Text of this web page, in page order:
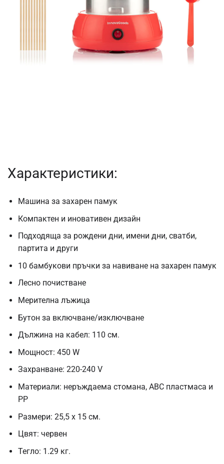
Характеристики:
Машина за захарен памук
Компактен и иновативен дизайн
Подходяща за рождени дни, имени дни, сватби,
партита и други
10 бамбукови пръчки за навиване на захарен памук
Лесно почистване
Мерителна лъжица
Бутон за включване/изключване
Дължина на кабел: 110 см.
Мощност: 450 W
Захранване: 220-240 V
Материали: неръждаема стомана, ABC пластмаса и
PP
Размери: 25,5 x 15 см.
Цвят: червен
Тегло: 1.29 кг.